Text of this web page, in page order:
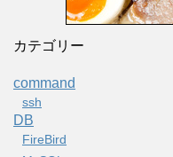
カテゴリー
command
ssh
DB
FireBird